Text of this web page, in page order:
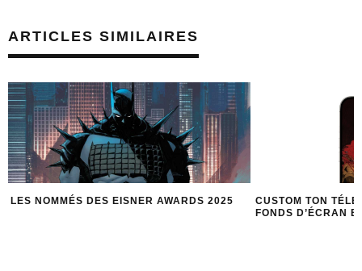
ARTICLES SIMILAIRES
CUSTOM TON TÉLÉPHONE AVEC LES
OÙ EN EST-ON